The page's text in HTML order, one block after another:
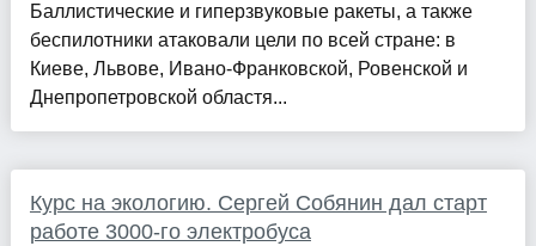
Баллистические и гиперзвуковые ракеты, а также
беспилотники атаковали цели по всей стране: в
Киеве, Львове, Ивано-Франковской, Ровенской и
Днепропетровской областя...
Курс на экологию. Сергей Собянин дал старт
работе 3000-го электробуса